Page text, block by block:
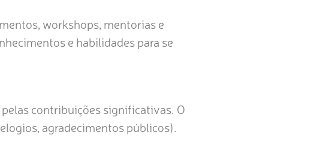
workshops, mentorias e
e habilidades para se
contribuições significativas. O
agradecimentos públicos).